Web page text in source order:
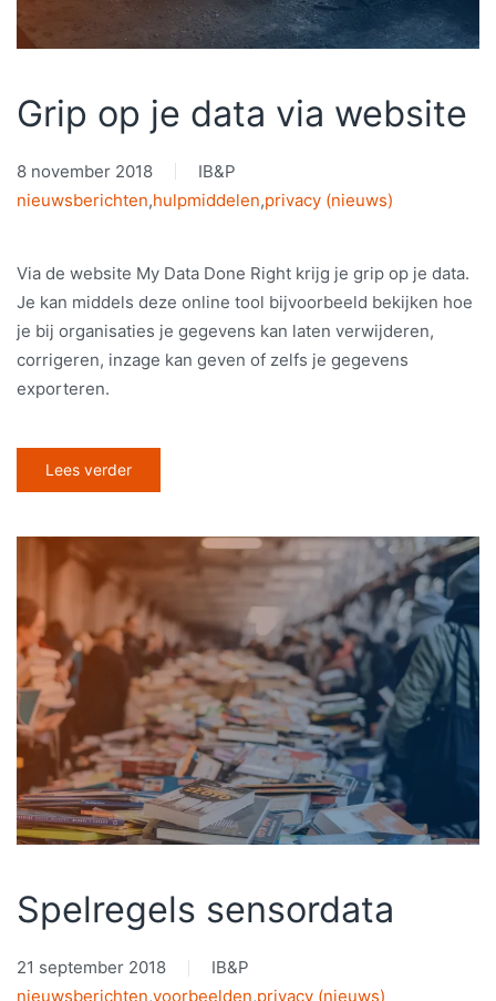
Grip op je data via website
8 november 2018
IB&P
nieuwsberichten,hulpmiddelen,privacy (nieuws)
Via de website My Data Done Right krijg je grip op je data.
Je kan middels deze online tool bijvoorbeeld bekijken hoe
je bij organisaties je gegevens kan laten verwijderen,
corrigeren, inzage kan geven of zelfs je gegevens
exporteren.
Lees verder
Spelregels sensordata
21 september 2018
IB&P
nieuwsberichten,voorbeelden,privacy (nieuws)